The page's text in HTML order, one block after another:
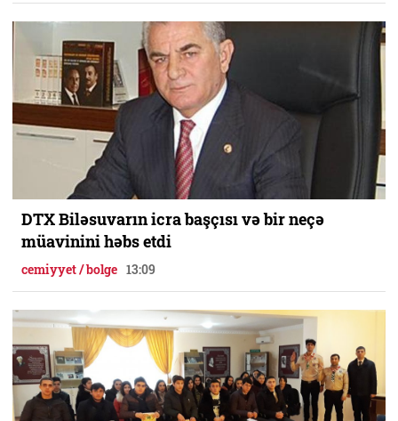
DTX Biləsuvarın icra başçısı və bir neçə
müavinini həbs etdi
cemiyyet / bolge 13:09